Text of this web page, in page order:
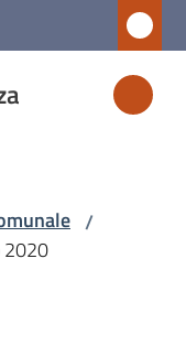
/
2020